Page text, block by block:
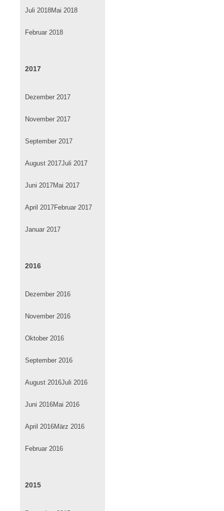
Juli 2018Mai 2018
Februar 2018
2017
Dezember 2017
November 2017
September 2017
August 2017Juli 2017
Juni 2017Mai 2017
April 2017Februar 2017
Januar 2017
2016
Dezember 2016
November 2016
Oktober 2016
September 2016
August 2016Juli 2016
Juni 2016Mai 2016
April 2016März 2016
Februar 2016
2015